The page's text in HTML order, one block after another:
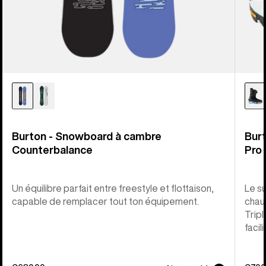
Burton - Snowboard à cambre
Counterbalance
Un équilibre parfait entre freestyle et flottaison,
capable de remplacer tout ton équipement.
Pro
Le